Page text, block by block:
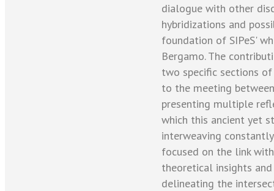
dialogue with other
hybridizations and
foundation of SIPeS'
Bergamo. The
two specific sections
to the meeting
presenting multiple
which this ancient yet
interweaving
focused on the link
theoretical insights
delineating the